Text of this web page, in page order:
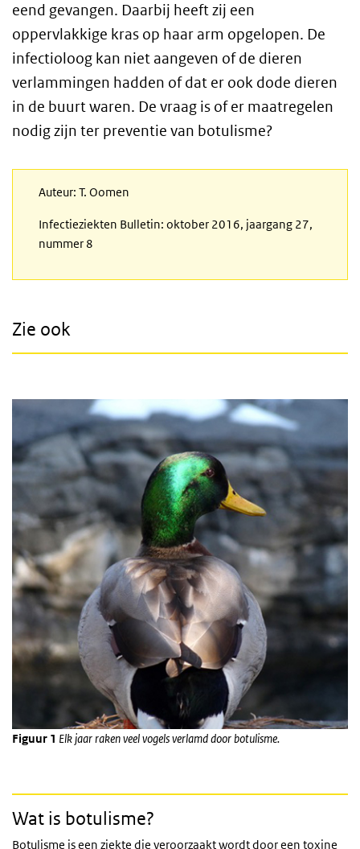
eend gevangen. Daarbij heeft zij een
oppervlakkige kras op haar arm opgelopen. De
infectioloog kan niet aangeven of de dieren
verlammingen hadden of dat er ook dode dieren
in de buurt waren. De vraag is of er maatregelen
nodig zijn ter preventie van botulisme?
Auteur: T. Oomen
Infectieziekten Bulletin: oktober 2016, jaargang 27,
nummer 8
Zie ook
Figuur 1 Elk jaar raken veel vogels verlamd door botulisme.
Wat is botulisme?
Botulisme is een ziekte die veroorzaakt wordt door een toxine